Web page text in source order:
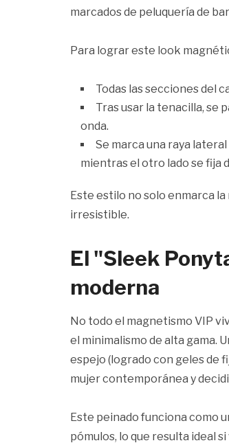
marcados de peluquería de
Para lograr este look
Todas las secciones del
Tras usar la tenacilla, se
onda.
Se marca una raya
mientras el otro lado se fija
Este estilo no solo enmarca
irresistible.
El "Sleek
moderna
No todo el magnetismo VIP
el minimalismo de alta gama.
espejo (logrado con geles de
mujer contemporánea y
Este peinado funciona como
pómulos, lo que resulta ideal